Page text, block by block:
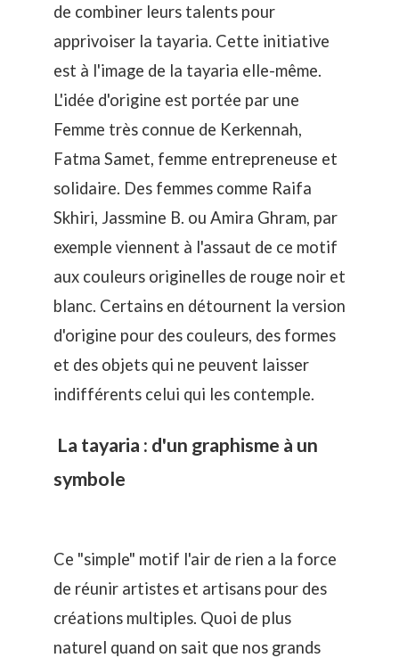
de combiner leurs talents pour
apprivoiser la tayaria. Cette initiative
est à l'image de la tayaria elle-même.
L'idée d'origine est portée par une
Femme très connue de Kerkennah,
Fatma Samet, femme entrepreneuse et
solidaire. Des femmes comme Raifa
Skhiri, Jassmine B. ou Amira Ghram, par
exemple viennent à l'assaut de ce motif
aux couleurs originelles de rouge noir et
blanc. Certains en détournent la version
d'origine pour des couleurs, des formes
et des objets qui ne peuvent laisser
indifférents celui qui les contemple.
La tayaria : d'un graphisme à un
symbole
Ce "simple" motif l'air de rien a la force
de réunir artistes et artisans pour des
créations multiples. Quoi de plus
naturel quand on sait que nos grands